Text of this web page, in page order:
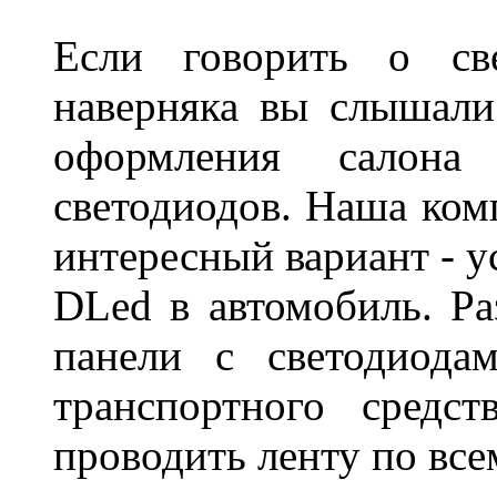
Если говорить о
наверняка вы
оформления
светодиодов. Наша
интересный вариант -
DLed в автомобиль.
панели с
транспортного
проводить ленту по